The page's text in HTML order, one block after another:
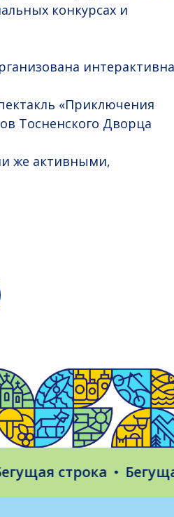
конкурсах и
«Приключения
Тосненского Дворца
же активными,
строка Бегущая